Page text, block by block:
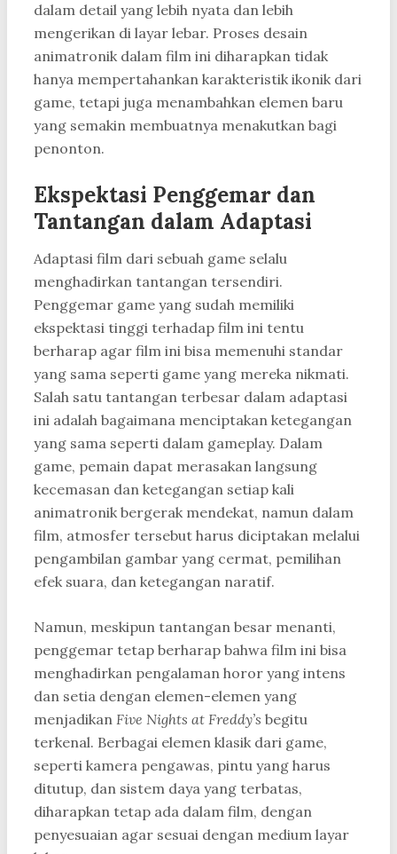
dalam detail yang lebih nyata dan lebih
mengerikan di layar lebar. Proses desain
animatronik dalam film ini diharapkan tidak
hanya mempertahankan karakteristik ikonik dari
game, tetapi juga menambahkan elemen baru
yang semakin membuatnya menakutkan bagi
penonton.
Ekspektasi Penggemar dan
Tantangan dalam Adaptasi
Adaptasi film dari sebuah game selalu
menghadirkan tantangan tersendiri.
Penggemar game yang sudah memiliki
ekspektasi tinggi terhadap film ini tentu
berharap agar film ini bisa memenuhi standar
yang sama seperti game yang mereka nikmati.
Salah satu tantangan terbesar dalam adaptasi
ini adalah bagaimana menciptakan ketegangan
yang sama seperti dalam gameplay. Dalam
game, pemain dapat merasakan langsung
kecemasan dan ketegangan setiap kali
animatronik bergerak mendekat, namun dalam
film, atmosfer tersebut harus diciptakan melalui
pengambilan gambar yang cermat, pemilihan
efek suara, dan ketegangan naratif.
Namun, meskipun tantangan besar menanti,
penggemar tetap berharap bahwa film ini bisa
menghadirkan pengalaman horor yang intens
dan setia dengan elemen-elemen yang
menjadikan Five Nights at Freddy’s begitu
terkenal. Berbagai elemen klasik dari game,
seperti kamera pengawas, pintu yang harus
ditutup, dan sistem daya yang terbatas,
diharapkan tetap ada dalam film, dengan
penyesuaian agar sesuai dengan medium layar